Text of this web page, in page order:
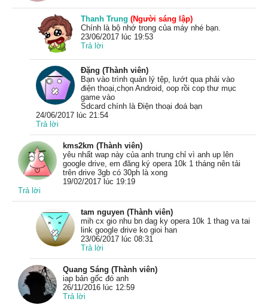
Thanh Trung (Người sáng lập)
Chính là bộ nhớ trong của máy nhé bạn.
23/06/2017 lúc 19:53
Trả lời
Đặng (Thành viên)
Bạn vào trình quản lý tệp, lướt qua phải vào
điện thoại,chọn Android, oop rồi cop thư mục
game vào
Sdcard chính là Điện thoại đoá bạn
24/06/2017 lúc 21:54
Trả lời
kms2km (Thành viên)
yêu nhất wap này của anh trung chỉ vì anh up lên
google drive, em đăng ký opera 10k 1 tháng nên tải
trên drive 3gb có 30ph là xong
19/02/2017 lúc 19:19
Trả lời
tam nguyen (Thành viên)
mih cx gio nhu bn dag ky opera 10k 1 thag va tai
link google drive ko gioi han
23/06/2017 lúc 08:31
Trả lời
Quang Sáng (Thành viên)
iap bản gốc đó anh
26/11/2016 lúc 12:59
Trả lời